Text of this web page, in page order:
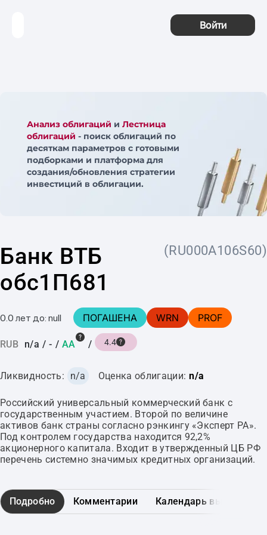
Войти
Анализ облигаций и Лестница
облигаций - поиск облигаций по
десяткам параметров с готовыми
подборками и платформа для
создания/обновления стратегии
инвестиций в облигации.
Банк ВТБ
обс1П681
(RU000A106S60)
0.0 лет до: null ПОГАШЕНА WRN PROF
RUB n/a / - / AA / 4.4
Ликвидность: n/a Оценка облигации: n/a
Российский универсальный коммерческий банк с
государственным участием. Второй по величине
активов банк страны согласно рэнкингу «Эксперт РА».
Под контролем государства находится 92,2%
акционерного капитала. Входит в утвержденный ЦБ РФ
перечень системно значимых кредитных организаций.
Подробно Комментарии Календарь выплат